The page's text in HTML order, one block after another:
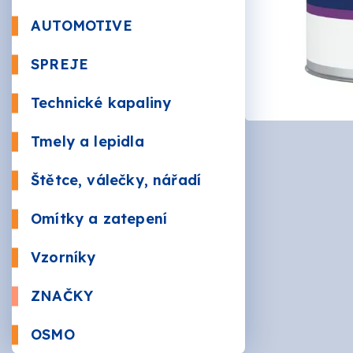
Beton
Kůže
AUTOMOTIVE
SPREJE
Technické kapaliny
Tmely a lepidla
Štětce, válečky, nářadí
Omítky a zatepení
Vzorníky
ZNAČKY
OSMO